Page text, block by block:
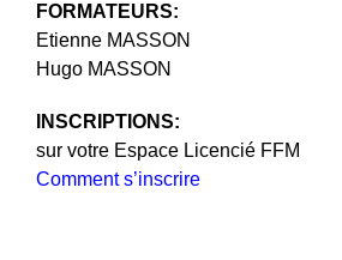
FORMATEURS:
Etienne MASSON
Hugo MASSON
INSCRIPTIONS:
sur votre Espace Licencié FFM
Comment s’inscrire